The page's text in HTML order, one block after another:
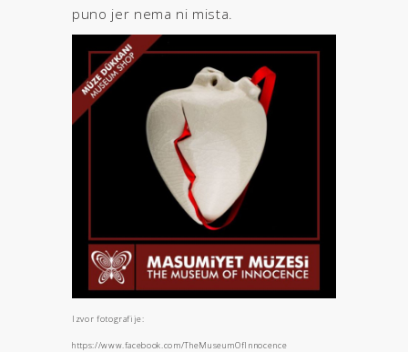
puno jer nema ni mista.
Izvor fotografije:
https://www.facebook.com/TheMuseumOfInnocence